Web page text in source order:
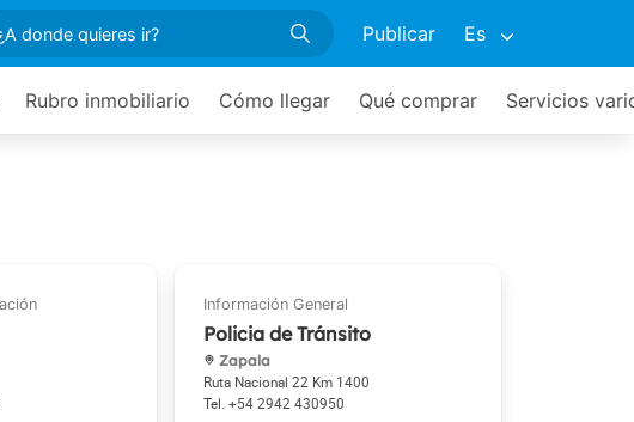
Publicar Es
Rubro inmobiliario Cómo llegar Qué comprar Servicios
Policia de Tránsito
Zapala
Ruta Nacional 22 Km 1400
+54 2942 430950